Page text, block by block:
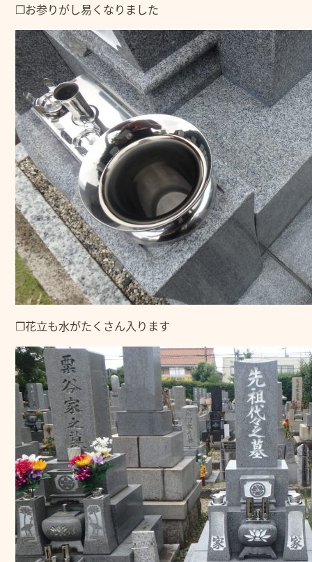
❒お参りがし易くなりました
❒花立も水がたくさん入ります